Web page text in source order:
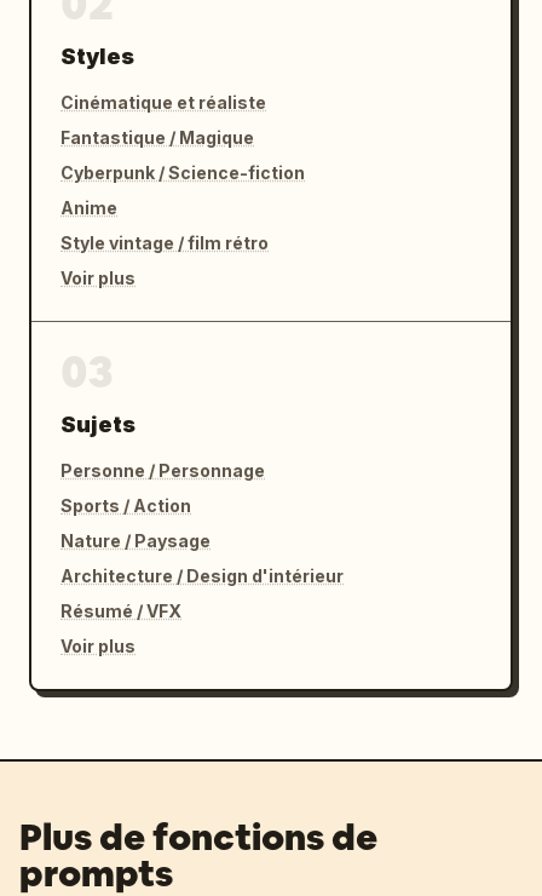
Styles
Cinématique et réaliste
Fantastique / Magique
Cyberpunk / Science-fiction
Anime
Style vintage / film rétro
Voir plus
Sujets
Personne / Personnage
Sports / Action
Nature / Paysage
Architecture / Design d'intérieur
Résumé / VFX
Voir plus
Plus de fonctions de
prompts